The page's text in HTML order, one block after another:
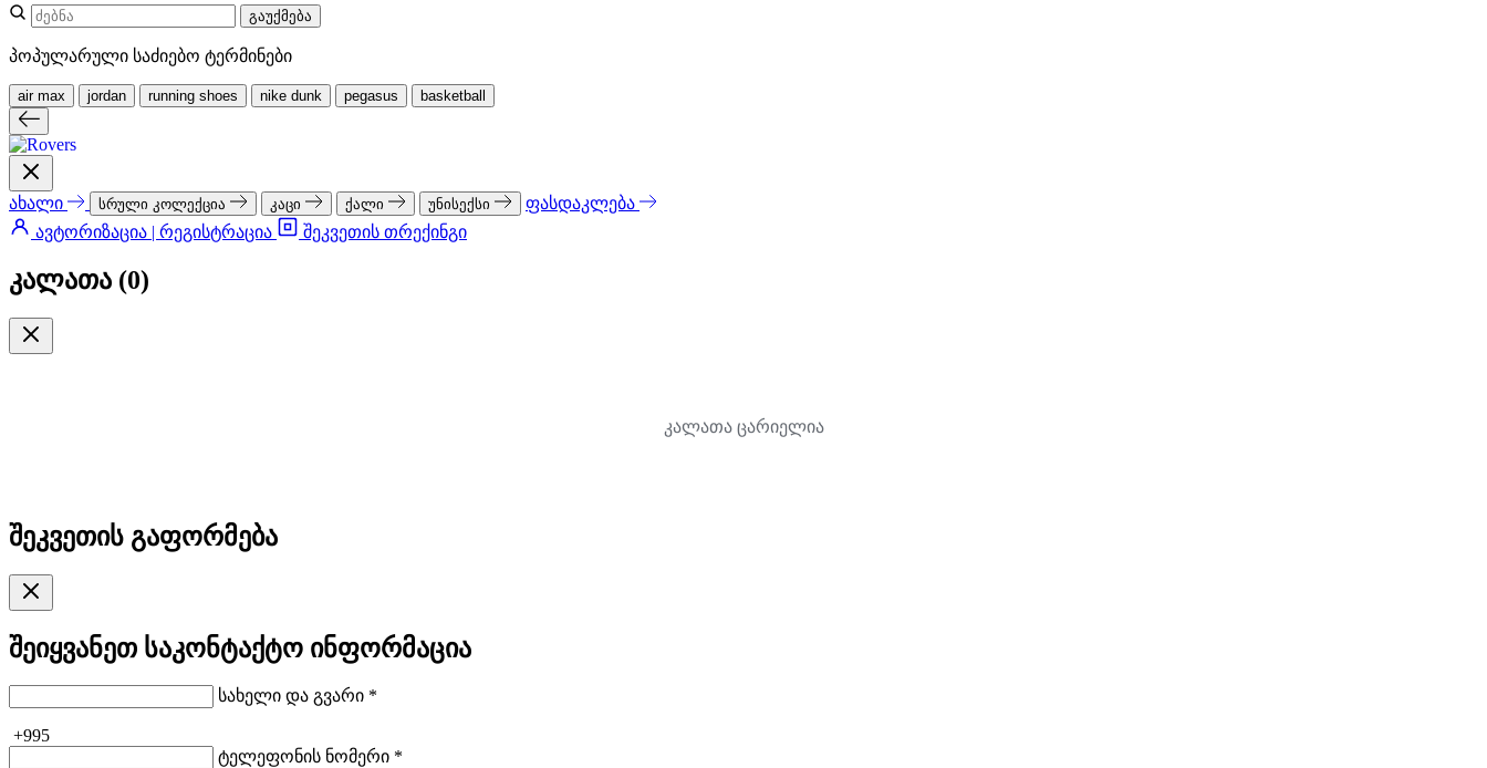
გაუქმება
პოპულარული საძიებო ტერმინები
air max jordan running shoes nike dunk pegasus basketball
ახალი სრული კოლექცია კაცი ქალი უნისექსი
ფასდაკლება
ავტორიზაცია | რეგისტრაცია
შეკვეთის თრექინგი
კალათა (0)
კალათა ცარიელია
შეკვეთის გაფორმება
შეიყვანეთ საკონტაქტო ინფორმაცია
სახელი და გვარი *
+995
ტელეფონის ნომერი *